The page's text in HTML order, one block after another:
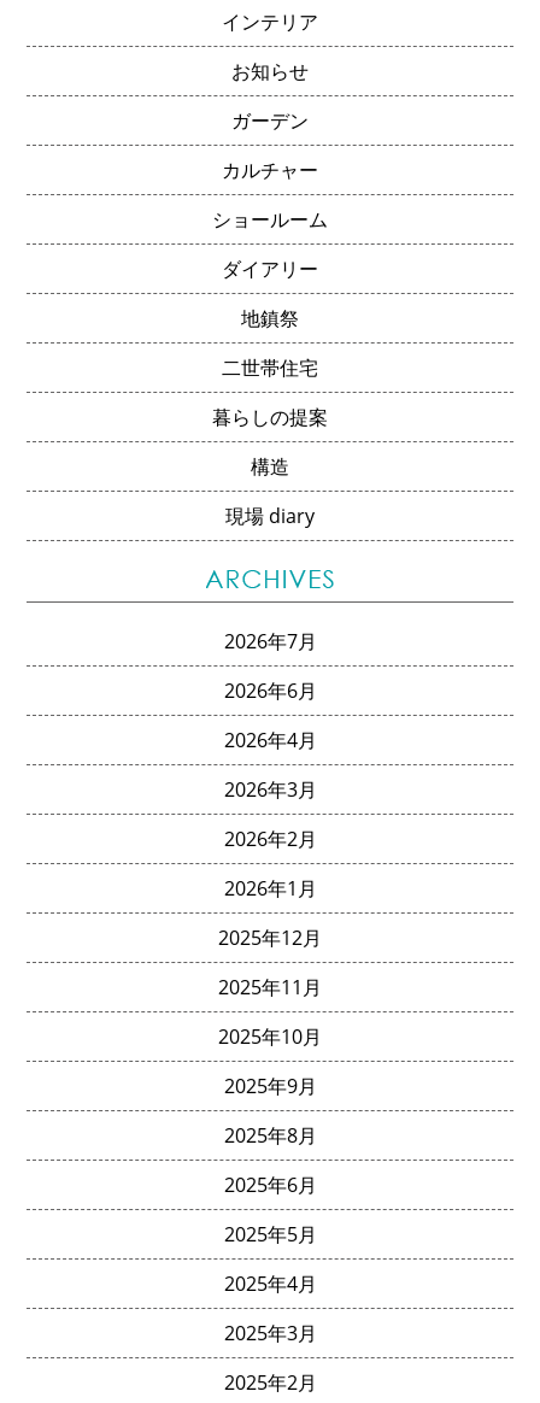
インテリア
お知らせ
ガーデン
カルチャー
ショールーム
ダイアリー
地鎮祭
二世帯住宅
暮らしの提案
構造
現場 diary
2026年7月
2026年6月
2026年4月
2026年3月
2026年2月
2026年1月
2025年12月
2025年11月
2025年10月
2025年9月
2025年8月
2025年6月
2025年5月
2025年4月
2025年3月
2025年2月